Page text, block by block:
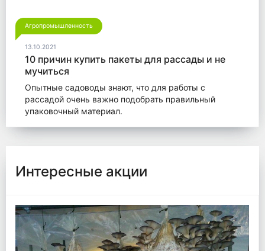
Агропромышленность
13.10.2021
10 причин купить пакеты для рассады и не
мучиться
Опытные садоводы знают, что для работы с
рассадой очень важно подобрать правильный
упаковочный материал.
Интересные акции